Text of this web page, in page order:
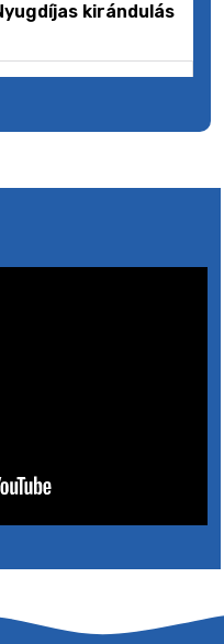
kirándulás
a lakosokat,